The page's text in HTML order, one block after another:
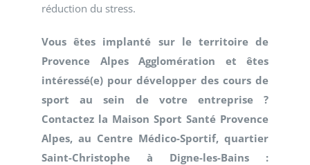
réduction du stress.
Vous êtes implanté sur le territoire de
Provence Alpes Agglomération et êtes
intéressé(e) pour développer des cours de
sport au sein de votre entreprise ?
Contactez la Maison Sport Santé Provence
Alpes, au Centre Médico-Sportif, quartier
Saint-Christophe à Digne-les-Bains :